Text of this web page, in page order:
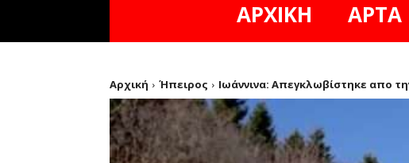
ΑΡΧΙΚΗ ΑΡΤΑ
Αρχική Ήπειρος Ιωάννινα: Απεγκλωβίστηκε απο